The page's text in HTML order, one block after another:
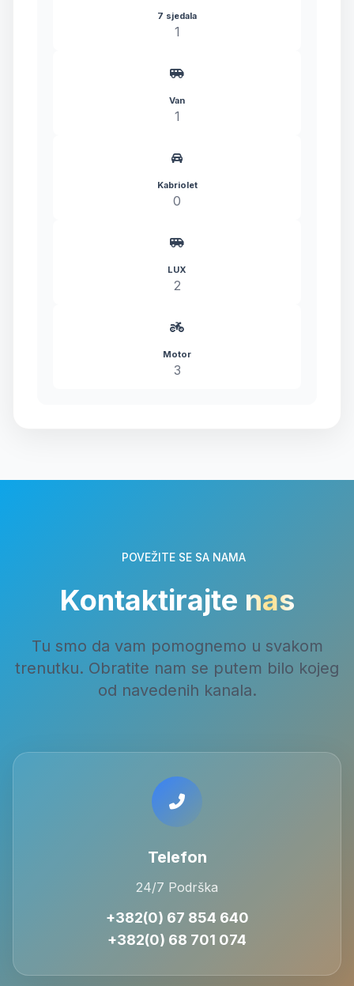
7 sjedala
1
Van
1
Kabriolet
0
LUX
2
Motor
3
POVEŽITE SE SA NAMA
Kontaktirajte nas
Tu smo da vam pomognemo u svakom
trenutku. Obratite nam se putem bilo kojeg
od navedenih kanala.
Telefon
24/7 Podrška
+382(0) 67 854 640
+382(0) 68 701 074